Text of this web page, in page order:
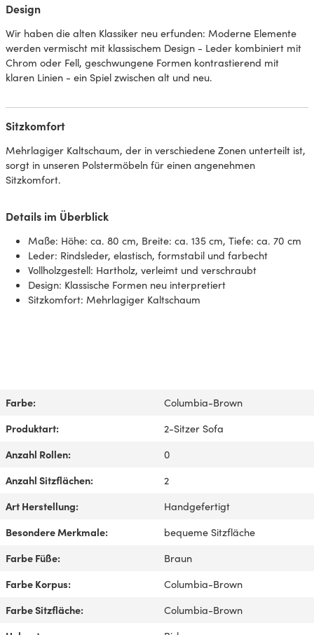
Design
Wir haben die alten Klassiker neu erfunden: Moderne Elemente
werden vermischt mit klassischem Design - Leder kombiniert mit
Chrom oder Fell, geschwungene Formen kontrastierend mit
klaren Linien - ein Spiel zwischen alt und neu.
Sitzkomfort
Mehrlagiger Kaltschaum, der in verschiedene Zonen unterteilt ist,
sorgt in unseren Polstermöbeln für einen angenehmen
Sitzkomfort.
Details im Überblick
Maße: Höhe: ca. 80 cm, Breite: ca. 135 cm, Tiefe: ca. 70 cm
Leder: Rindsleder, elastisch, formstabil und farbecht
Vollholzgestell: Hartholz, verleimt und verschraubt
Design: Klassische Formen neu interpretiert
Sitzkomfort: Mehrlagiger Kaltschaum
Farbe:
Columbia-Brown
Produktart:
2-Sitzer Sofa
Anzahl Rollen:
0
Anzahl Sitzflächen:
2
Art Herstellung:
Handgefertigt
Besondere Merkmale:
bequeme Sitzfläche
Farbe Füße:
Braun
Farbe Korpus:
Columbia-Brown
Farbe Sitzfläche:
Columbia-Brown